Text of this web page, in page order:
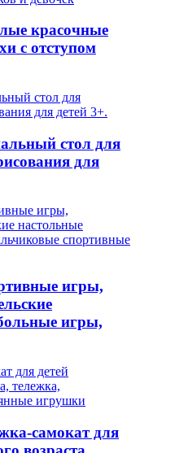
красочные
с отступом
стол для
для
игры,
игры,
самокат для